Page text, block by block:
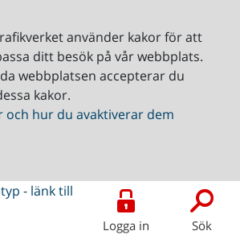
använder kakor för att
ditt besök på vår webbplats.
webbplatsen accepterar du
kakor.
och hur du avaktiverar dem
Logga in Sök